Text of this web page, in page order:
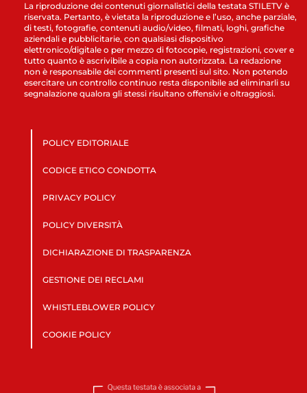
La riproduzione dei contenuti giornalistici della testata STILETV è
riservata. Pertanto, è vietata la riproduzione e l’uso, anche parziale,
di testi, fotografie, contenuti audio/video, filmati, loghi, grafiche
aziendali e pubblicitarie, con qualsiasi dispositivo
elettronico/digitale o per mezzo di fotocopie, registrazioni, cover e
tutto quanto è ascrivibile a copia non autorizzata. La redazione
non è responsabile dei commenti presenti sul sito. Non potendo
esercitare un controllo continuo resta disponibile ad eliminarli su
segnalazione qualora gli stessi risultano offensivi e oltraggiosi.
POLICY EDITORIALE
CODICE ETICO CONDOTTA
PRIVACY POLICY
POLICY DIVERSITÀ
DICHIARAZIONE DI TRASPARENZA
GESTIONE DEI RECLAMI
WHISTLEBLOWER POLICY
COOKIE POLICY